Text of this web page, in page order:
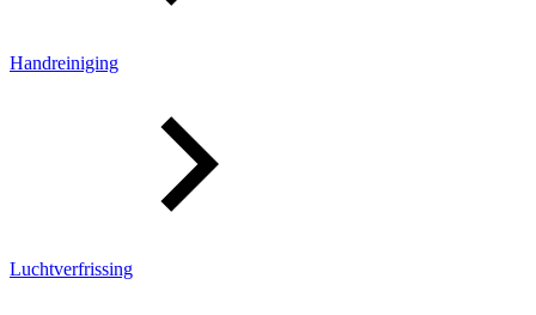
Handreiniging
Luchtverfrissing